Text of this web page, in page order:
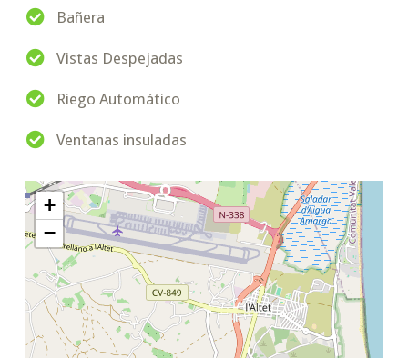
Bañera
Vistas Despejadas
Riego Automático
Ventanas insuladas
+
−